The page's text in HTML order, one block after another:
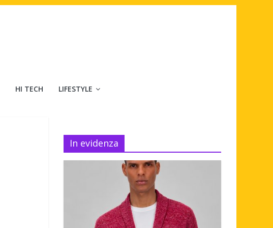
HI TECH LIFESTYLE
In evidenza